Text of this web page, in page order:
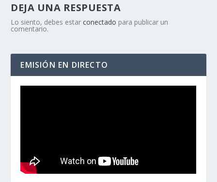
DEJA UNA RESPUESTA
Lo siento, debes estarconectado para publicar un
comentario.
EMISIÓN EN DIRECTO